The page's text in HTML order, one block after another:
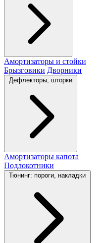
Амортизаторы и стойки
Брызговики Дворники
Дефлекторы, шторки
Амортизаторы капота
Подлокотники
Тюнинг: пороги, накладки